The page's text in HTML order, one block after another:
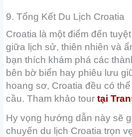
9. Tổng Kết Du Lịch Croatia
Croatia là một điểm đến
giữa lịch sử, thiên nhiên và
bạn thích khám phá các
bên bờ biển hay phiêu lưu
hoang sơ, Croatia đều có
cầu. Tham khảo tour tại
Hy vọng hướng dẫn này sẽ
chuyến du lịch Croatia trọn